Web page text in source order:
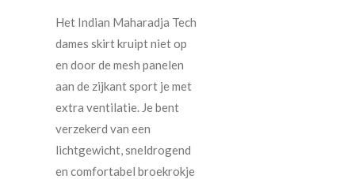
Het Indian Maharadja Tech
dames skirt kruipt niet op
en door de mesh panelen
aan de zijkant sport je met
extra ventilatie. Je bent
verzekerd van een
lichtgewicht, sneldrogend
en comfortabel broekrokje